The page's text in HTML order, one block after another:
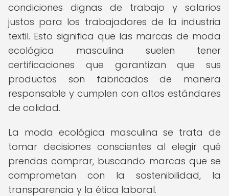
condiciones dignas de trabajo y salarios
justos para los trabajadores de la industria
textil. Esto significa que las marcas de moda
ecológica masculina suelen tener
certificaciones que garantizan que sus
productos son fabricados de manera
responsable y cumplen con altos estándares
de calidad.
La moda ecológica masculina se trata de
tomar decisiones conscientes al elegir qué
prendas comprar, buscando marcas que se
comprometan con la sostenibilidad, la
transparencia y la ética laboral.